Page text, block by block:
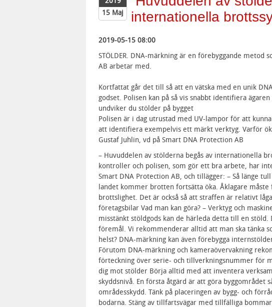
15 Maj
internationella
2019-05-15 08:00
STÖLDER. DNA-märkning är en förebyggande
AB arbetar med.
Kortfattat går det till så att en vätska med en unik
godset. Polisen kan på så vis snabbt identifiera
undviker du stölder på bygget
Polisen är i dag utrustad med UV-lampor för att
att identifiera exempelvis ett märkt verktyg. Varför
Gustaf Juhlin, vd på Smart DNA Protection AB
– Huvuddelen av stölderna begås av internationella
kontroller och polisen, som gör ett bra arbete, har
Smart DNA Protection AB, och tillägger: – Så länge
landet kommer brotten fortsätta öka. Åklagare
brottslighet. Det är också så att straffen är relativt
företagsbilar Vad man kan göra? – Verktyg och
misstänkt stöldgods kan de härleda detta till en stöld.
föremål. Vi rekommenderar alltid att man ska tänka
helst? DNA-märkning kan även förebygga
Förutom DNA-märkning och kameraövervakning
förteckning över serie- och tillverkningsnummer för
dig mot stölder Börja alltid med att inventera
skyddsnivå. En första åtgärd är att göra byggområdet
områdesskydd. Tänk på placeringen av bygg- och
bodarna. Stäng av tillfartsvägar med tillfälliga